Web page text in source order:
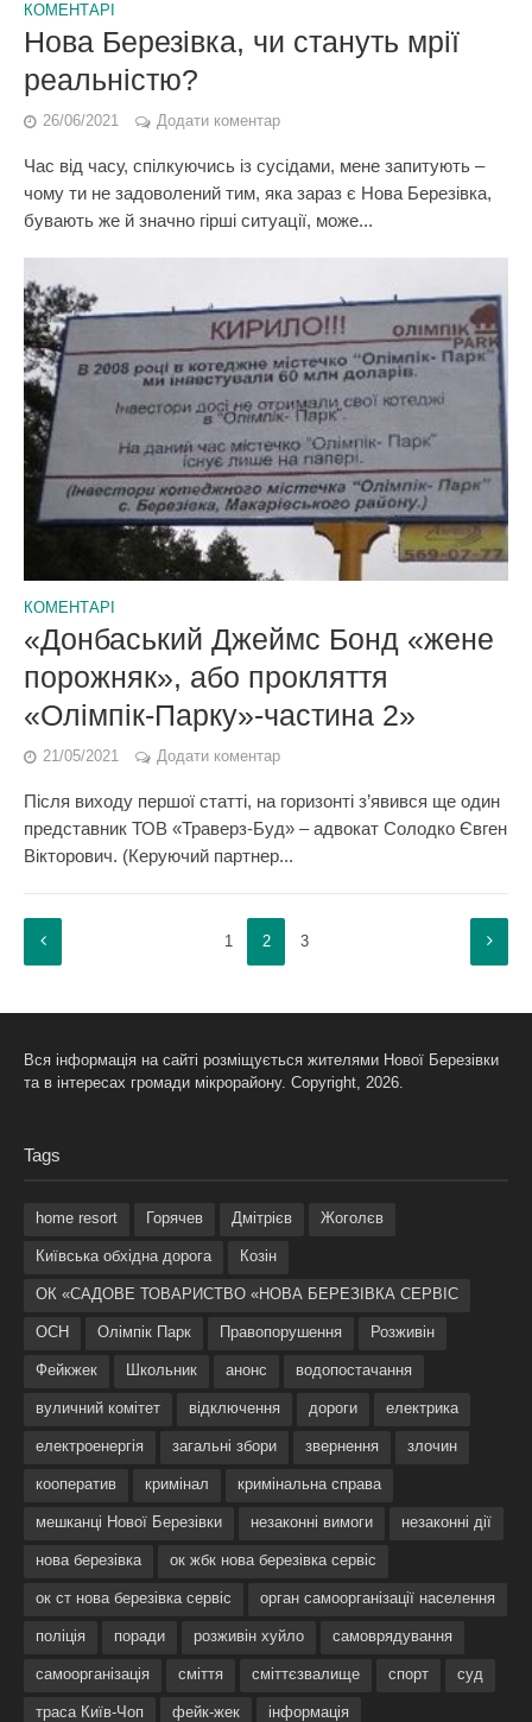
КОМЕНТАРІ
Нова Березівка, чи стануть мрії
реальністю?
26/06/2021 Додати коментар
Час від часу, спілкуючись із сусідами, мене запитують –
чому ти не задоволений тим, яка зараз є Нова Березівка,
бувають же й значно гірші ситуації, може...
КОМЕНТАРІ
«Донбаський Джеймс Бонд «жене
порожняк», або прокляття
«Олімпік-Парку»-частина 2»
21/05/2021 Додати коментар
Після виходу першої статті, на горизонті з’явився ще один
представник ТОВ «Траверз-Буд» – адвокат Солодко Євген
Вікторович. (Керуючий партнер...
1 2 3
Вся інформація на сайті розміщується жителями Нової Березівки
та в інтересах громади мікрорайону. Copyright, 2026.
Tags
home resort Горячев Дмітрієв Жоголєв
Київська обхідна дорога Козін
ОК «САДОВЕ ТОВАРИСТВО «НОВА БЕРЕЗІВКА СЕРВІС
ОСН Олімпік Парк Правопорушення Розживін
Фейкжек Школьник анонс водопостачання
вуличний комітет відключення дороги електрика
електроенергія загальні збори звернення злочин
кооператив кримінал кримінальна справа
мешканці Нової Березівки незаконні вимоги незаконні дії
нова березівка ок жбк нова березівка сервіс
ок ст нова березівка сервіс орган самоорганізації населення
поліція поради розживін хуйло самоврядування
самоорганізація сміття сміттєзвалище спорт суд
траса Київ-Чоп фейк-жек інформація